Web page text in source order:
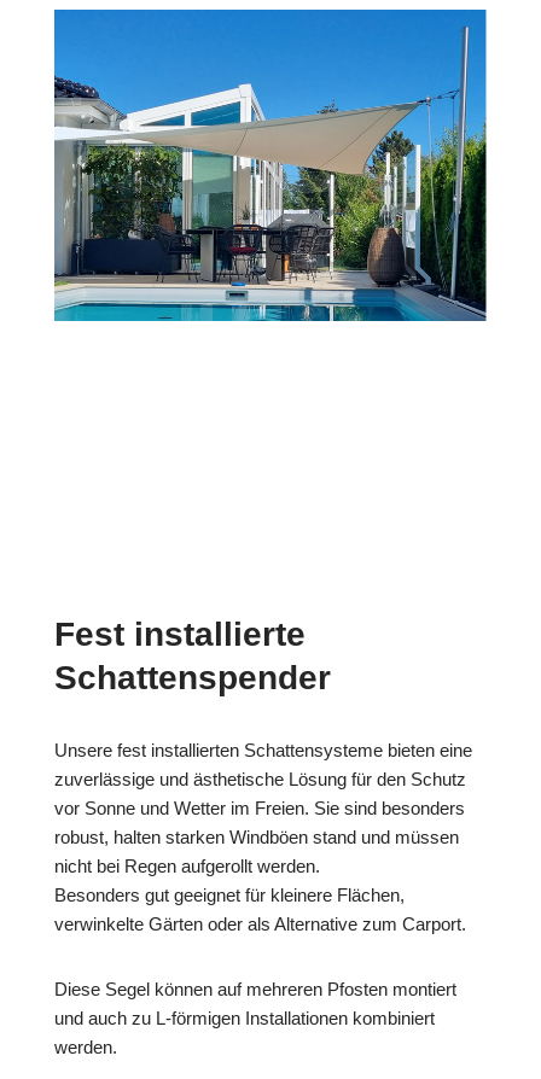
Fest installierte
Schattenspender
Unsere fest installierten Schattensysteme bieten eine
zuverlässige und ästhetische Lösung für den Schutz
vor Sonne und Wetter im Freien. Sie sind besonders
robust, halten starken Windböen stand und müssen
nicht bei Regen aufgerollt werden.
Besonders gut geeignet für kleinere Flächen,
verwinkelte Gärten oder als Alternative zum Carport.
Diese Segel können auf mehreren Pfosten montiert
und auch zu L-förmigen Installationen kombiniert
werden.